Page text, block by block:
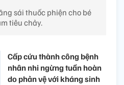
sái thuốc phiện cho bé
tiêu chảy.
Cấp cứu thành công bệnh
nhân nhi ngừng tuần hoàn
do phản vệ với kháng sinh